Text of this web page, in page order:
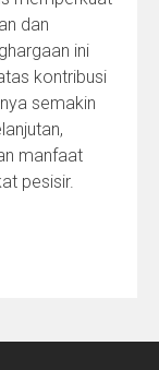
dan
ini
kontribusi
semakin
manfaat
pesisir.